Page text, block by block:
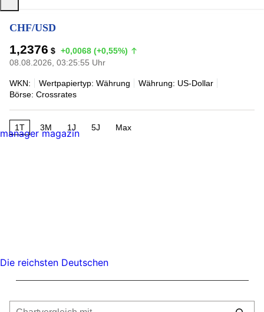
CHF/USD
1,2376 $ +0,0068 (+0,55%)
08.08.2026, 03:25:55 Uhr
WKN: Wertpapiertyp: Währung
Währung: US-Dollar
Börse: Crossrates
1T 3M 1J 5J Max
manager magazin
Die reichsten Deutschen